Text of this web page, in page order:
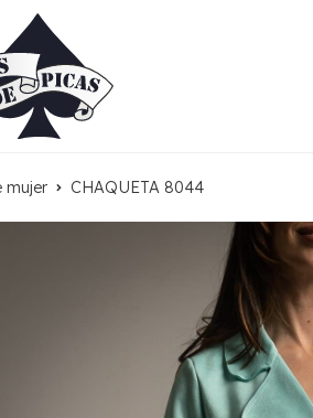
mujer CHAQUETA 8044